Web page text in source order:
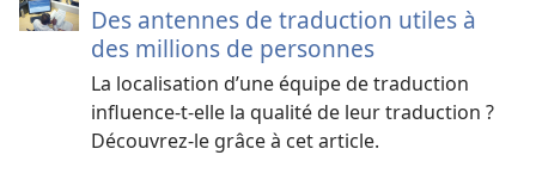
Des antennes de traduction utiles à
des millions de personnes
La localisation d’une équipe de traduction
influence-t-elle la qualité de leur traduction ?
Découvrez-le grâce à cet article.